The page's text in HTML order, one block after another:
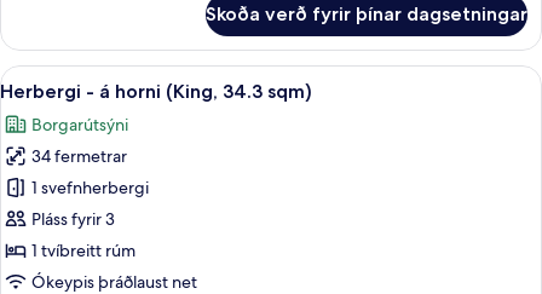
(34.3
sqm)
fyrir
tvo,
tvö
-
á
horni
(34.3
sqm)
Skoða verð fyrir þínar dagsetningar
Skoða
allar
myndir
fyrir
Herbergi
-
á
horni
Herbergi - á horni (King, 34.3 sqm)
15
Herbergi - á horni (King, 34.3 sqm)
Borgarútsýni
34 fermetrar
1 svefnherbergi
Pláss fyrir 3
1 tvíbreitt rúm
Ókeypis þráðlaust net